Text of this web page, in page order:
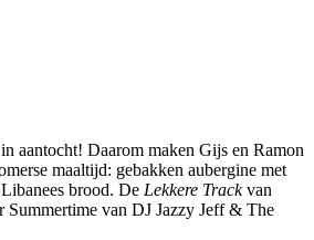
aantocht! Daarom maken Gijs en Ramon
maaltijd: gebakken aubergine met
brood. De Lekkere Trackvan
Summertime van DJ Jazzy Jeff & The